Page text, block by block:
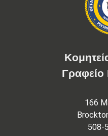
Γραφείο
166
508-